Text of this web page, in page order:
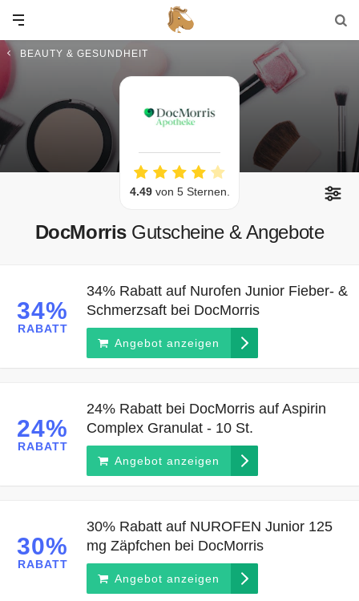
BEAUTY & GESUNDHEIT
4.49von 5 Sternen.
DocMorris Gutscheine & Angebote
34%
RABATT
34% Rabatt auf Nurofen Junior Fieber- &
Schmerzsaft bei DocMorris
Angebot anzeigen
24%
RABATT
24% Rabatt bei DocMorris auf Aspirin
Complex Granulat - 10 St.
Angebot anzeigen
30%
RABATT
30% Rabatt auf NUROFEN Junior 125
mg Zäpfchen bei DocMorris
Angebot anzeigen